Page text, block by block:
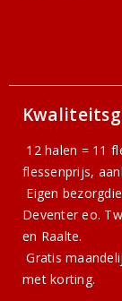
12 halen = 11
flessenprijs,
Eigen
Deventer eo.
en Raalte.
Gratis
met korting.